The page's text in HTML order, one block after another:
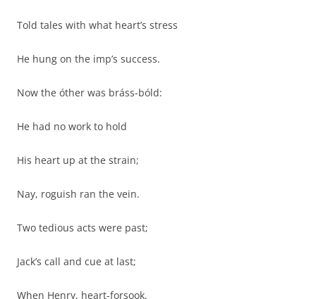
Told tales with what heart’s stress
He hung on the imp’s success.
Now the óther was bráss-bóld:
He had no work to hold
His heart up at the strain;
Nay, roguish ran the vein.
Two tedious acts were past;
Jack’s call and cue at last;
When Henry, heart-forsook,